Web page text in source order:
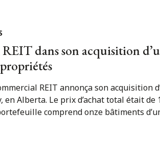
dans son acquisition
REIT annonça son acquisition
Alberta. Le prix d’achat total était de
comprend onze bâtiments